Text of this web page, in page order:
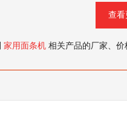
查看
家用面条机 相关产品的厂家、